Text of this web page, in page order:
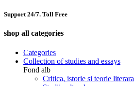
Support 24/7. Toll Free
shop all categories
Categories
Collection of studies and essays
Fond alb
Critica, istorie si teorie literara